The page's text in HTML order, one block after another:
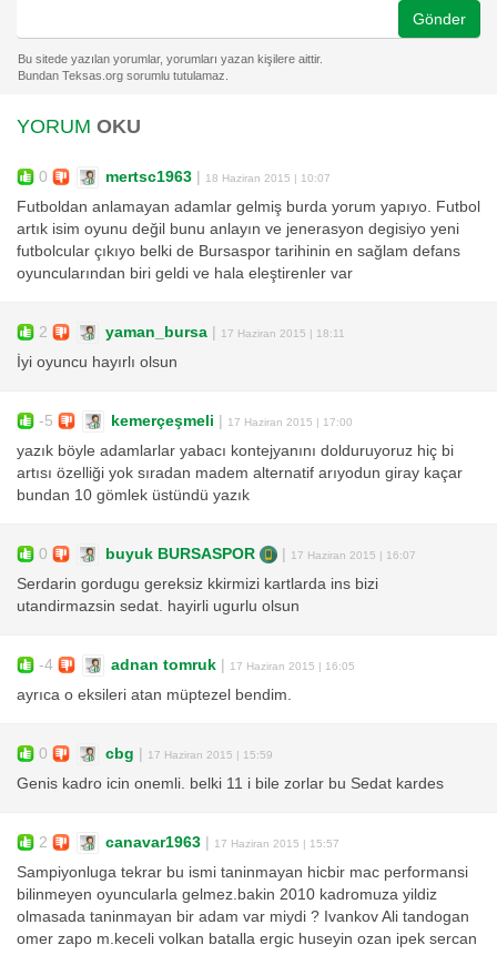
Gönder
YORUM OKU
0 mertsc1963 18 Haziran 2015 | 10:07
Futboldan anlamayan adamlar gelmiş burda yorum yapıyo. Futbol
artık isim oyunu değil bunu anlayın ve jenerasyon degisiyo yeni
futbolcular çıkıyo belki de Bursaspor tarihinin en sağlam defans
oyuncularından biri geldi ve hala eleştirenler var
2 yaman_bursa 17 Haziran 2015 | 18:11
İyi oyuncu hayırlı olsun
-5 kemerçeşmeli 17 Haziran 2015 | 17:00
yazık böyle adamlarlar yabacı kontejyanını dolduruyoruz hiç bi
artısı özelliği yok sıradan madem alternatif arıyodun giray kaçar
bundan 10 gömlek üstündü yazık
0 buyuk BURSASPOR 17 Haziran 2015 | 16:07
Serdarin gordugu gereksiz kkirmizi kartlarda ins bizi
utandirmazsin sedat. hayirli ugurlu olsun
-4 adnan tomruk 17 Haziran 2015 | 16:05
ayrıca o eksileri atan müptezel bendim.
0 cbg 17 Haziran 2015 | 15:59
Genis kadro icin onemli. belki 11 i bile zorlar bu Sedat kardes
2 canavar1963 17 Haziran 2015 | 15:57
Sampiyonluga tekrar bu ismi taninmayan hicbir mac performansi
bilinmeyen oyuncularla gelmez.bakin 2010 kadromuza yildiz
olmasada taninmayan bir adam var miydi ? Ivankov Ali tandogan
omer zapo m.keceli volkan batalla ergic huseyin ozan ipek sercan